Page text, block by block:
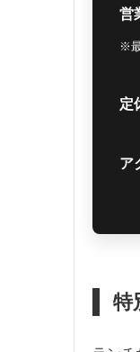
営
※
定
ア
特